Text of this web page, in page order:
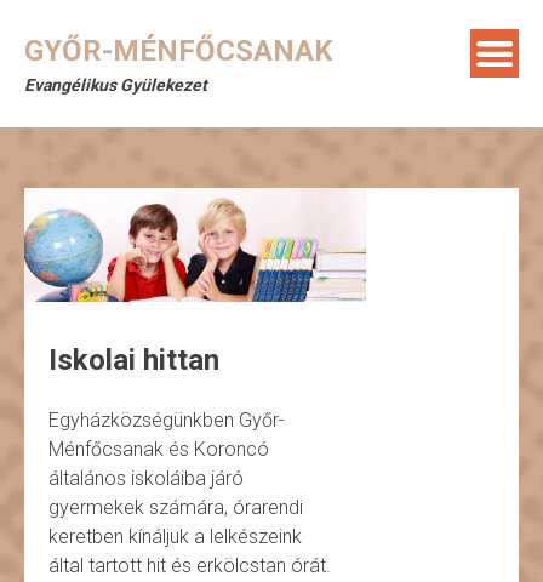
GYŐR-MÉNFŐCSANAK
Evangélikus Gyülekezet
Iskolai hittan
Egyházközségünkben Győr-
Ménfőcsanak és Koroncó
általános iskoláiba járó
gyermekek számára, órarendi
keretben kínáljuk a lelkészeink
által tartott hit és erkölcstan órát.